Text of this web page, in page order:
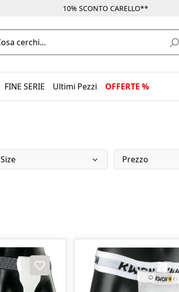
10% SCONTO CARELLO**
FINE SERIE Ultimi Pezzi OFFERTE %
Size Prezzo